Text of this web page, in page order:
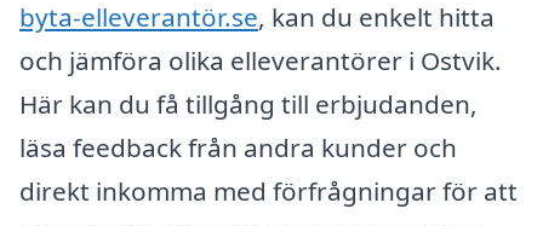
byta-elleverantör.se, kan du enkelt hitta
och jämföra olika elleverantörer i Ostvik.
Här kan du få tillgång till erbjudanden,
läsa feedback från andra kunder och
direkt inkomma med förfrågningar för att